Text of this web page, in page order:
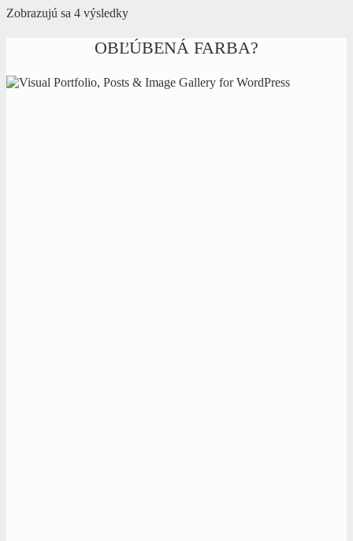
Zobrazujú sa 4 výsledkyZoradené
najnovších
OBĽÚBENÁ FARBA?